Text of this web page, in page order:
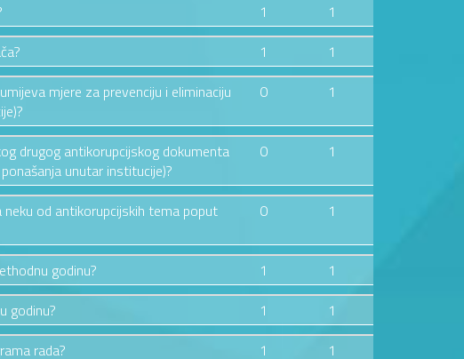
1
1
1
1
mjere za prevenciju i eliminaciju
0 1
drugog antikorupcijskog dokumenta
unutar institucije)?
0 1
od antikorupcijskih tema poput
0 1
godinu? 1
1
godinu? 1
1
rada? 1 1